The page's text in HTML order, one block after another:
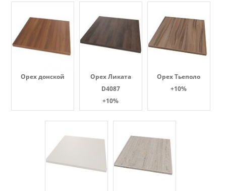
Орех донской
Орех Ликата
D4087
+10%
Орех Тьеполо
+10%